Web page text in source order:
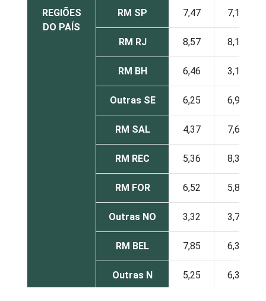
REGIÕES
DO PAÍS
RM SP 7,47 7,16
RM RJ 8,57 8,16
RM BH 6,46 3,13
Outras SE 6,25 6,90
RM SAL 4,37 7,65
RM REC 5,36 8,31
RM FOR 6,52 5,88
Outras NO 3,32 3,73
RM BEL 7,85 6,37
Outras N 5,25 6,31